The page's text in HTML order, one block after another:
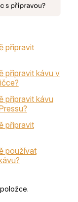
připravit
připravit kávu v
připravit kávu
připravit
používat